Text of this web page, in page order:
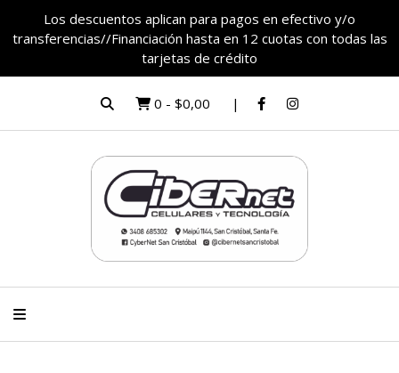
Los descuentos aplican para pagos en efectivo y/o
transferencias//Financiación hasta en 12 cuotas con todas las
tarjetas de crédito
0 - $0,00